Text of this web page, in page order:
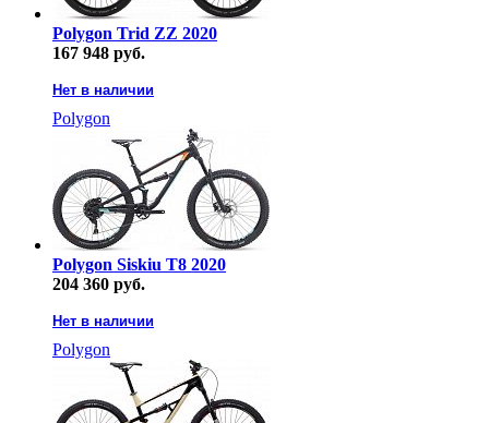
Polygon Trid ZZ 2020
167 948 руб.
Нет в наличии
Polygon
Polygon Siskiu T8 2020
204 360 руб.
Нет в наличии
Polygon